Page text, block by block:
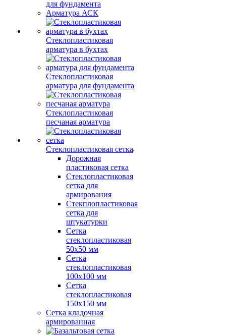
для фундамента
Арматура АСК
Стеклопластиковая
арматура в бухтах
Стеклопластиковая
арматура для фундамента
Стеклопластиковая
песчаная арматура
Стеклопластиковая сетка
Дорожная
пластиковая сетка
Стеклопластиковая
сетка для
армирования
Стекплопластиковая
сетка для
штукатурки
Сетка
стеклопластиковая
50x50 мм
Сетка
стеклопластиковая
100x100 мм
Сетка
стеклопластиковая
150x150 мм
Сетка кладочная
армированная